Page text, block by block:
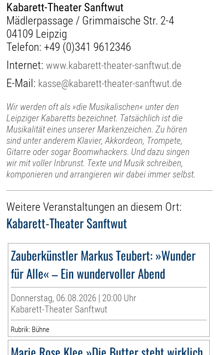
Kabarett-Theater Sanftwut
Mädlerpassage / Grimmaische Str. 2-4
04109 Leipzig
Telefon: +49 (0)341 9612346
Internet:www.kabarett-theater-sanftwut.de
E-Mail: kasse@kabarett-theater-sanftwut.de
Wir werden oft als »die Musikalischen« unter den
Leipziger Kabaretts bezeichnet. Tatsächlich ist die
Musikalität eines unserer Markenzeichen. Zu hören
sind unter anderem Klavier, Akkordeon, Trompete,
Gitarre oder sogar Boomwhackers. Und dazu singen
wir mit voller Inbrunst. Texte und Musik schreiben,
komponieren und arrangieren wir dabei immer selbst.
Weitere Veranstaltungen an diesem Ort:
Kabarett-Theater Sanftwut
Zauberkünstler Markus Teubert: »Wunder
für Alle« – Ein wundervoller Abend
Donnerstag, 06.08.2026 | 20:00 Uhr
Kabarett-Theater Sanftwut
Rubrik: Bühne